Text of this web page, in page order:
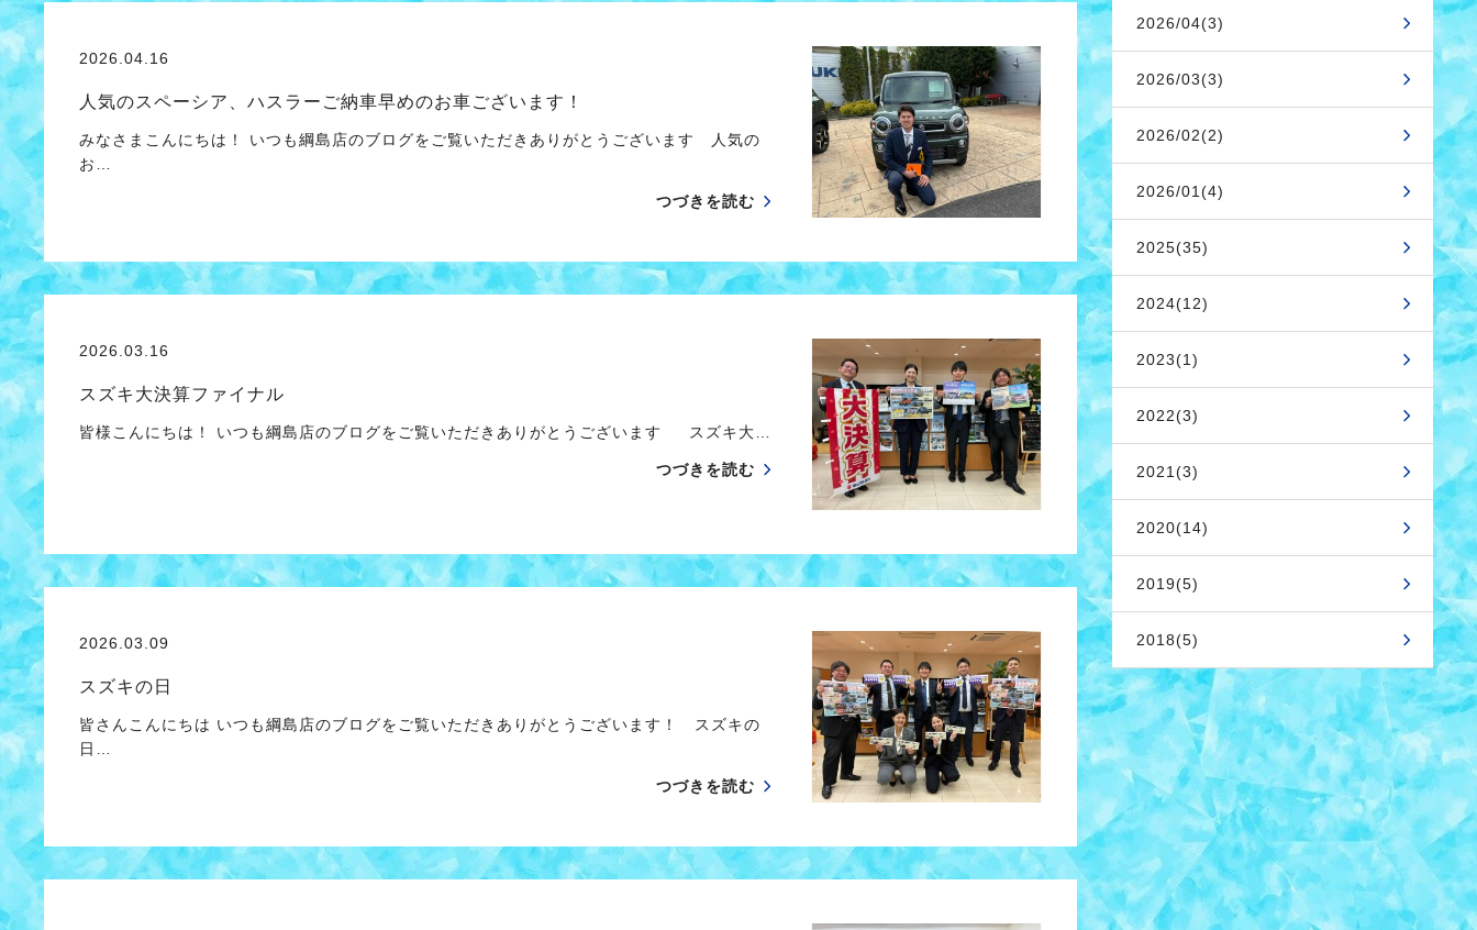
2026.04.16
人気のスペーシア、ハスラーご納車早めのお車ございます！
みなさまこんにちは！ いつも綱島店のブログをご覧いただきありがとうございます 人気の
お…
つづきを読む
2026.03.16
スズキ大決算ファイナル
皆様こんにちは！ いつも綱島店のブログをご覧いただきありがとうございます スズキ大…
つづきを読む
2026.03.09
スズキの日
皆さんこんにちは いつも綱島店のブログをご覧いただきありがとうございます！ スズキの
日…
つづきを読む
2026/04(3)
2026/03(3)
2026/02(2)
2026/01(4)
2025(35)
2024(12)
2023(1)
2022(3)
2021(3)
2020(14)
2019(5)
2018(5)